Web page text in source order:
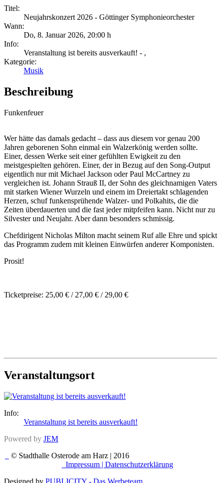
Titel:
Neujahrskonzert 2026 - Göttinger Symphonieorchester
Wann:
Do, 8. Januar 2026, 20:00 h
Info:
Veranstaltung ist bereits ausverkauft! - ,
Kategorie:
Musik
Beschreibung
Funkenfeuer
Wer hätte das damals gedacht – dass aus diesem vor genau 200
Jahren geborenen Sohn einmal ein Walzerkönig werden sollte.
Einer, dessen Werke seit einer gefühlten Ewigkeit zu den
meistgespielten gehören. Einer, der in Bezug auf den Song-Output
eigentlich nur mit Michael Jackson oder Paul McCartney zu
vergleichen ist. Johann Strauß II, der Sohn des gleichnamigen Vaters
mit starken Wiener Wurzeln und einem im Dreiertakt schlagenden
Herzen, schuf funkensprühende Walzer- und Polkahits, die die
Zeiten überdauerten und die fast jeder mitpfeifen kann. Nicht nur zu
Silvester und Neujahr. Aber dann besonders schmissig.
Chefdirigent Nicholas Milton macht seinem Ruf alle Ehre und spickt
das Programm zudem mit kleinen Einwürfen anderer Komponisten.
Prosit!
Ticketpreise: 25,00 € / 27,00 € / 29,00 €
Veranstaltungsort
Info:
Veranstaltung ist bereits ausverkauft!
Powered by JEM
© Stadthalle Osterode am Harz | 2016
Impressum | Datenschutzerklärung
Designed by PUBLICITY - Das Werbeteam